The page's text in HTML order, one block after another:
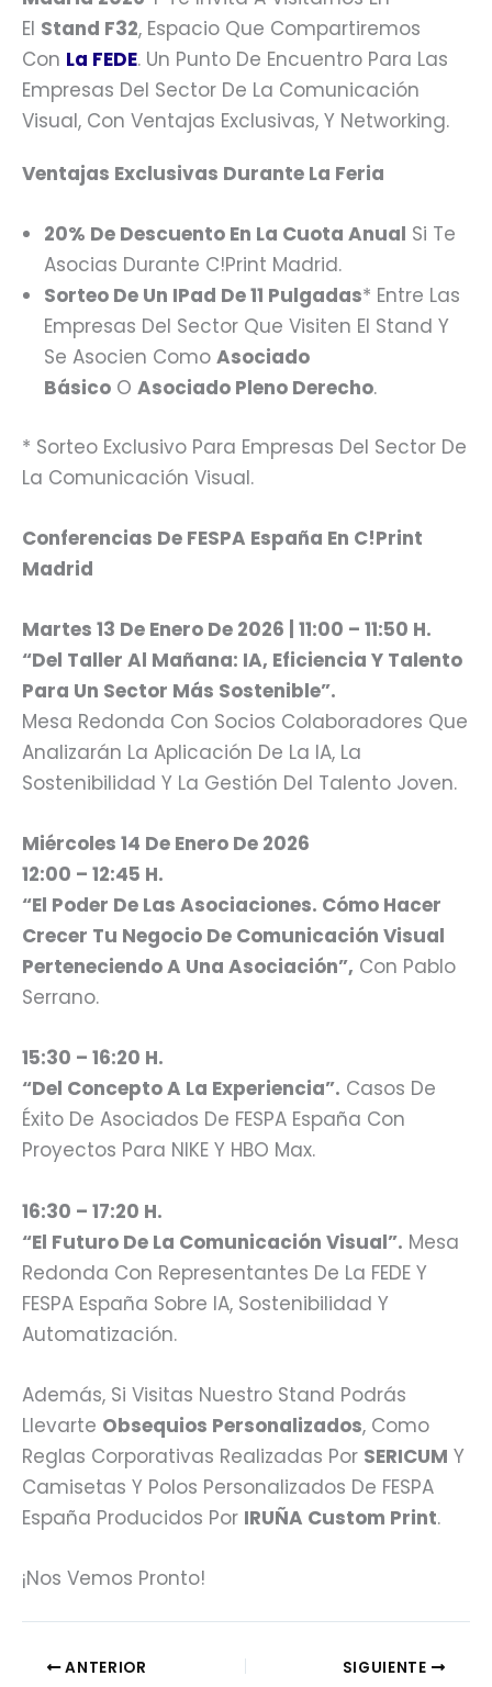
El Stand F32, Espacio Que Compartiremos
Con La FEDE. Un Punto De Encuentro Para Las
Empresas Del Sector De La Comunicación
Visual, Con Ventajas Exclusivas, Y Networking.
Ventajas Exclusivas Durante La Feria
20% De Descuento En La Cuota Anual Si Te
Asocias Durante C!Print Madrid.
Sorteo De Un IPad De 11 Pulgadas* Entre Las
Empresas Del Sector Que Visiten El Stand Y
Se Asocien Como Asociado
Básico O Asociado Pleno Derecho.
* Sorteo Exclusivo Para Empresas Del Sector De
La Comunicación Visual.
Conferencias De FESPA España En C!Print
Madrid
Martes 13 De Enero De 2026 | 11:00 – 11:50 H.
“Del Taller Al Mañana: IA, Eficiencia Y Talento
Para Un Sector Más Sostenible”.
Mesa Redonda Con Socios Colaboradores Que
Analizarán La Aplicación De La IA, La
Sostenibilidad Y La Gestión Del Talento Joven.
Miércoles 14 De Enero De 2026
12:00 – 12:45 H.
“El Poder De Las Asociaciones. Cómo Hacer
Crecer Tu Negocio De Comunicación Visual
Perteneciendo A Una Asociación”, Con Pablo
Serrano.
15:30 – 16:20 H.
“Del Concepto A La Experiencia”. Casos De
Éxito De Asociados De FESPA España Con
Proyectos Para NIKE Y HBO Max.
16:30 – 17:20 H.
“El Futuro De La Comunicación Visual”. Mesa
Redonda Con Representantes De La FEDE Y
FESPA España Sobre IA, Sostenibilidad Y
Automatización.
Además, Si Visitas Nuestro Stand Podrás
Llevarte Obsequios Personalizados, Como
Reglas Corporativas Realizadas Por SERICUM Y
Camisetas Y Polos Personalizados De FESPA
España Producidos Por IRUÑA Custom Print.
¡Nos Vemos Pronto!
ANTERIOR SIGUIENTE